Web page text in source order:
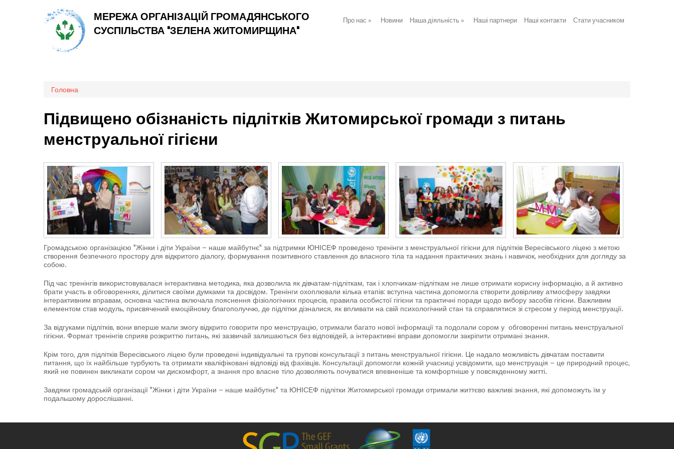
МЕРЕЖА ОРГАНІЗАЦІЙ ГРОМАДЯНСЬКОГО
СУСПІЛЬСТВА "ЗЕЛЕНА ЖИТОМИРЩИНА"
Про нас » Новини Наша діяльність » Наші партнери Наші контакти Стати учасником
Ви є тут
Головна
Підвищено обізнаність підлітків Житомирської громади з питань
менструальної гігієни
Громадською організацією "Жінки і діти України – наше майбутнє" за підтримки ЮНІСЕФ проведено тренінги з менструальної гігієни для підлітків Вересівського ліцею з метою
створення безпечного простору для відкритого діалогу, формування позитивного ставлення до власного тіла та надання практичних знань і навичок, необхідних для догляду за
собою.
Під час тренінгів використовувалася інтерактивна методика, яка дозволила як дівчатам-підліткам, так і хлопчикам-підліткам не лише отримати корисну інформацію, а й активно
брати участь в обговореннях, ділитися своїми думками та досвідом. Тренінги охоплювали кілька етапів: вступна частина допомогла створити довірливу атмосферу завдяки
інтерактивним вправам, основна частина включала пояснення фізіологічних процесів, правила особистої гігієни та практичні поради щодо вибору засобів гігієни. Важливим
елементом став модуль, присвячений емоційному благополуччю, де підлітки дізналися, як впливати на свій психологічний стан та справлятися зі стресом у період менструації.
За відгуками підлітків, вони вперше мали змогу відкрито говорити про менструацію, отримали багато нової інформації та подолали сором у обговоренні питань менструальної
гігієни. Формат тренінгів сприяв розкриттю питань, які зазвичай залишаються без відповідей, а інтерактивні вправи допомогли закріпити отримані знання.
Крім того, для підлітків Вересівського ліцею були проведені індивідуальні та групові консультації з питань менструальної гігієни. Це надало можливість дівчатам поставити
питання, що їх найбільше турбують та отримати кваліфіковані відповіді від фахівців. Консультації допомогли кожній учасниці усвідомити, що менструація – це природний процес,
який не повинен викликати сором чи дискомфорт, а знання про власне тіло дозволяють почуватися впевненіше та комфортніше у повсякденному житті.
Завдяки громадській організації "Жінки і діти України – наше майбутнє" та ЮНІСЕФ підлітки Житомирської громади отримали життєво важливі знання, які допоможуть їм у
подальшому дорослішанні.